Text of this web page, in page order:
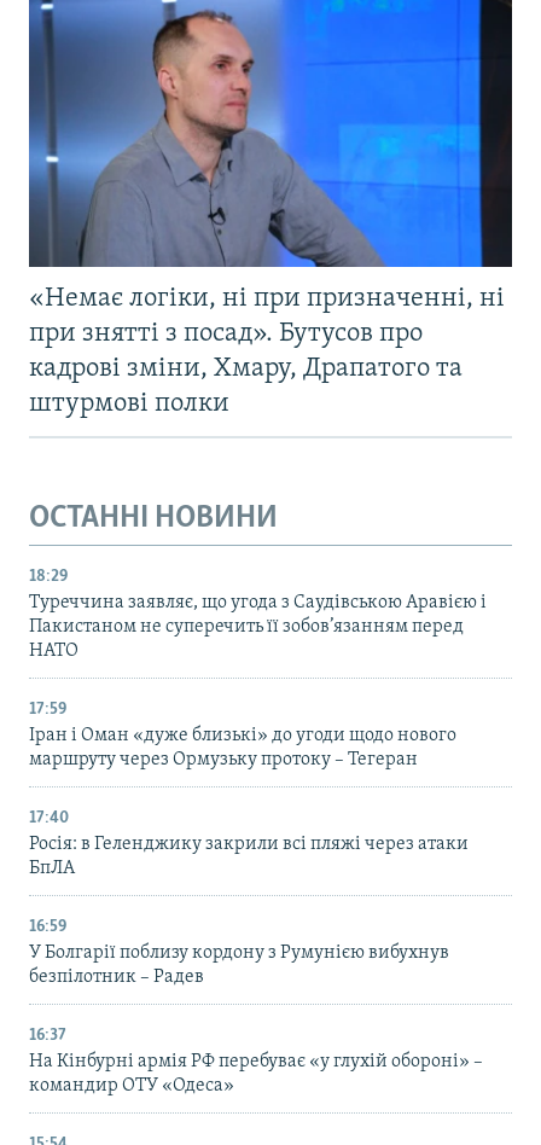
«Немає логіки, ні при призначенні, ні
при знятті з посад». Бутусов про
кадрові зміни, Хмару, Драпатого та
штурмові полки
ОСТАННІ НОВИНИ
18:29
Туреччина заявляє, що угода з Саудівською Аравією і
Пакистаном не суперечить її зобов’язанням перед
НАТО
17:59
Іран і Оман «дуже близькі» до угоди щодо нового
маршруту через Ормузьку протоку – Тегеран
17:40
Росія: в Геленджику закрили всі пляжі через атаки
БпЛА
16:59
У Болгарії поблизу кордону з Румунією вибухнув
безпілотник – Радев
16:37
На Кінбурні армія РФ перебуває «у глухій обороні» –
командир ОТУ «Одеса»